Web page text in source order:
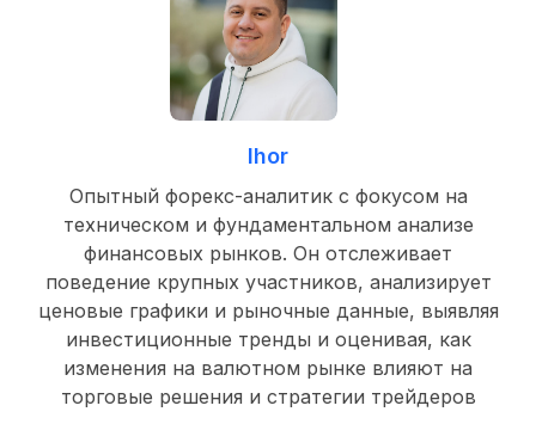
Ihor
Опытный форекс-аналитик с фокусом на
техническом и фундаментальном анализе
финансовых рынков. Он отслеживает
поведение крупных участников, анализирует
ценовые графики и рыночные данные, выявляя
инвестиционные тренды и оценивая, как
изменения на валютном рынке влияют на
торговые решения и стратегии трейдеров